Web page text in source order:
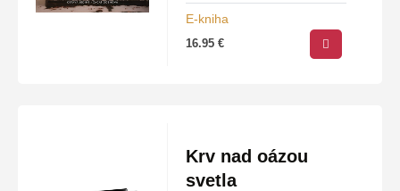
E-kniha
16.95€
Krv nad oázou
svetla